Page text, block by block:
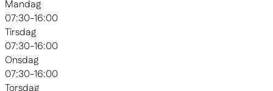
Mandag
07:30-16:00
Tirsdag
07:30-16:00
Onsdag
07:30-16:00